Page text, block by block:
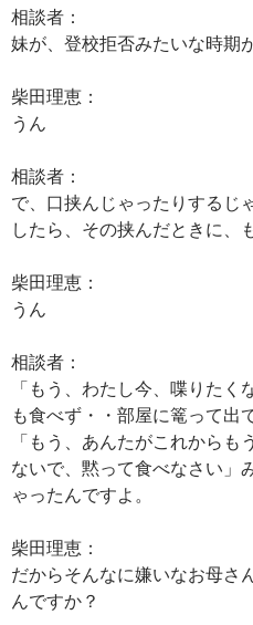
相談者：
妹が、登校拒否みたいな時期
柴田理恵：
うん
相談者：
で、口挟んじゃったりするじ
したら、その挟んだときに、
柴田理恵：
うん
相談者：
「もう、わたし今、喋りた
も食べず・・部屋に篭って出
「もう、あんたがこれから
ないで、黙って食べなさい」
ゃったんですよ。
柴田理恵：
だからそんなに嫌いなお母さ
んですか？